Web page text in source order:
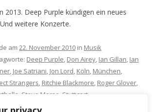
2013. Deep Purple kündigen ein neues
weitere Konzerte.
am 22. November 2010 in Musik
Deep Purple, Don Airey, Ian Gillan, Ian
, Joe Satriani, Jon Lord, Köln, München,
Strangers, Ritchie Blackmore, Roger Glover,
Steve Morse Stuttgart